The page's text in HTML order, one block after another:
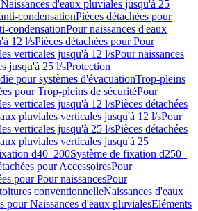
d'eaux pluviales jusqu'à 25
condensationPièces détachées pour
condensationPour naissances d'eaux
12 l/sPièces détachées pour Pour
verticales jusqu'à 12 l/sPour naissances
jusqu'à 25 l/sProtection
pour systèmes d'évacuationTrop-pleins
pour Trop-pleins de sécuritéPour
verticales jusqu'à 12 l/sPièces détachées
pluviales verticales jusqu'à 12 l/sPour
verticales jusqu'à 25 l/sPièces détachées
pluviales verticales jusqu'à 25
d40–200Système de fixation d250–
pour AccessoiresPour
pour Pour naissancesPour
conventionnelleNaissances d'eaux
pour Naissances d'eaux pluvialesEléments